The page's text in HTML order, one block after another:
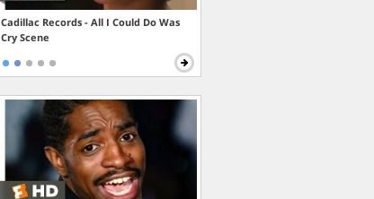
Cadillac Records - All I Could Do Was
Cry Scene